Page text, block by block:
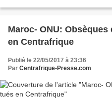
Maroc- ONU:
en Centrafrique
Publié le 22/05/2017 à 23:36
Par Centrafrique-Presse.com